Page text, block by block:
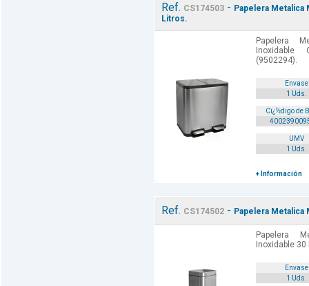
Ref. CS174503- Papelera Metalica
Litros.
Papelera
(9502294).
Envase
1 Uds.
Cï¿½digo de
UMV
1 Uds.
+ Información
Ref. CS174502- Papelera
Papelera
Inoxidable
Envase
1 Uds.